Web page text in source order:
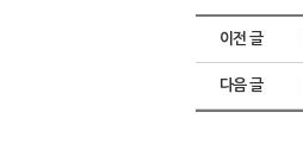
이전 글
다음 글